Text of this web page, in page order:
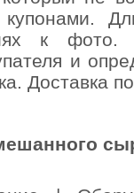
к фото.
и
Доставка